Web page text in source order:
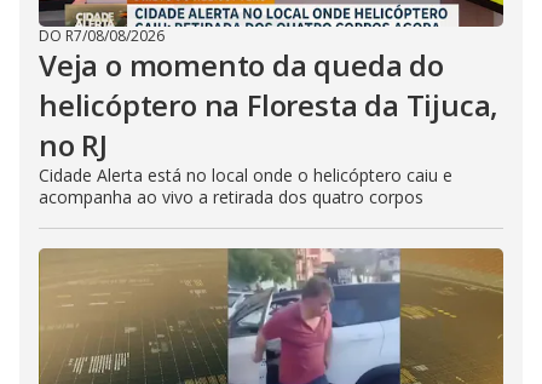
DO R7/08/08/2026
Veja o momento da queda do
helicóptero na Floresta da Tijuca,
no RJ
Cidade Alerta está no local onde o helicóptero caiu e
acompanha ao vivo a retirada dos quatro corpos